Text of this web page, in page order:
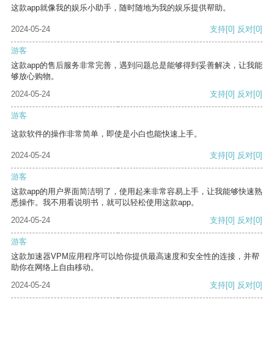
这款app就像我的娱乐小助手，随时随地为我的娱乐提供帮助。
2024-05-24 支持[0] 反对[0]
游客
这款app的售后服务非常完善，遇到问题总是能够得到妥善解决，让我能
够放心购物。
2024-05-24
支持[0] 反对[0]
游客
这款软件的操作非常简单，即使是小白也能快速上手。
2024-05-24 支持[0] 反对[0]
游客
这款app的用户界面简洁明了，使用起来非常容易上手，让我能够快速熟
悉操作。我不用看说明书，就可以轻松使用这款app。
2024-05-24
支持[0] 反对[0]
游客
这款加速器VPM应用程序可以给你提供最高速度和安全性的连接，并帮
助你在网络上自由移动。
2024-05-24
支持[0] 反对[0]